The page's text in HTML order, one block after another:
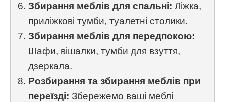
Збирання меблів для спальні: Ліжка,
приліжкові тумби, туалетні столики.
Збирання меблів для передпокою:
Шафи, вішалки, тумби для взуття,
дзеркала.
Розбирання та збирання меблів при
переїзді: Збережемо ваші меблі